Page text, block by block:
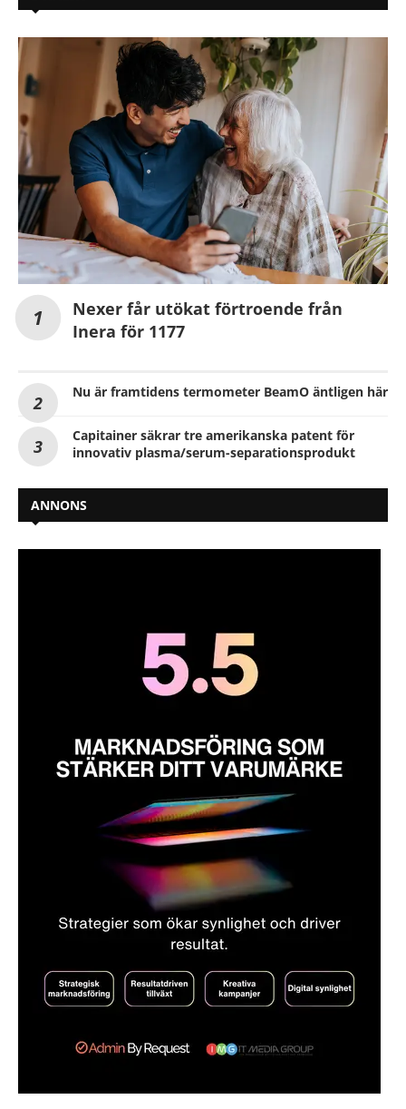
Nexer får utökat förtroende från
Inera för 1177
Nu är framtidens termometer BeamO äntligen här
Capitainer säkrar tre amerikanska patent för
innovativ plasma/serum-separationsprodukt
ANNONS